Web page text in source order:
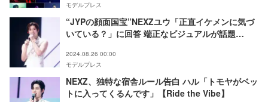
モデルプレス
“JYPの顔面国宝”NEXZユウ「正直イケメンに気づ
いている？」に回答 端正なビジュアルが話題
2024.08.26 00:00
モデルプレス
NEXZ、独特な宿舎ルール告白 ハル「トモヤがベッ
トに入ってくるんです」【Ride the Vibe】